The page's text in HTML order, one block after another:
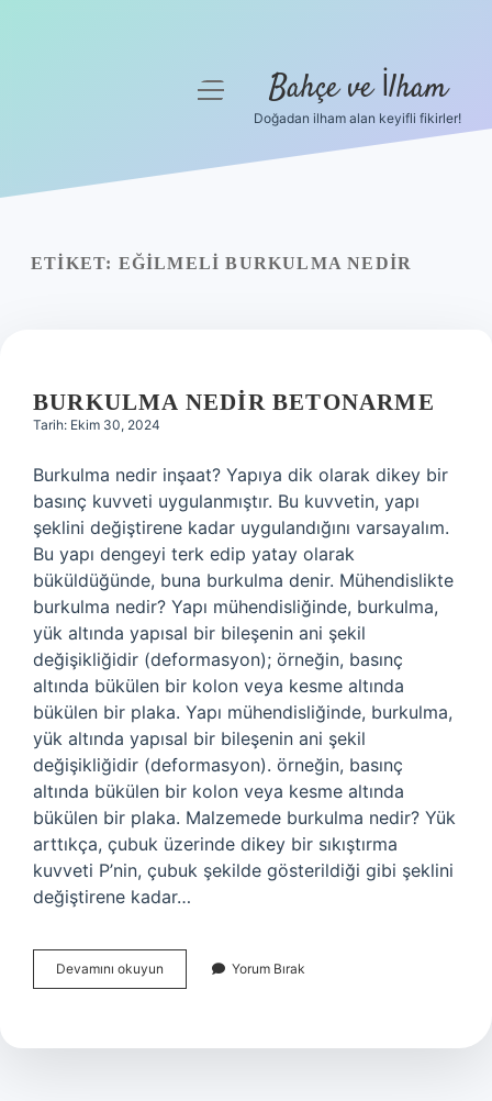
Yasal Uyarı
menüyü
Bahçe ve İlham
Doğadan ilham alan keyifli fikirler!
ETIKET: EĞILMELI BURKULMA NEDIR
BURKULMA NEDIR BETONARME
Tarih: Ekim 30, 2024
Burkulma nedir inşaat? Yapıya dik olarak dikey bir
basınç kuvveti uygulanmıştır. Bu kuvvetin, yapı
şeklini değiştirene kadar uygulandığını varsayalım.
Bu yapı dengeyi terk edip yatay olarak
büküldüğünde, buna burkulma denir. Mühendislikte
burkulma nedir? Yapı mühendisliğinde, burkulma,
yük altında yapısal bir bileşenin ani şekil
değişikliğidir (deformasyon); örneğin, basınç
altında bükülen bir kolon veya kesme altında
bükülen bir plaka. Yapı mühendisliğinde, burkulma,
yük altında yapısal bir bileşenin ani şekil
değişikliğidir (deformasyon). örneğin, basınç
altında bükülen bir kolon veya kesme altında
bükülen bir plaka. Malzemede burkulma nedir? Yük
arttıkça, çubuk üzerinde dikey bir sıkıştırma
kuvveti P’nin, çubuk şekilde gösterildiği gibi şeklini
değiştirene kadar…
Devamını okuyun Burkulma
Nedir
Yorum Bırak